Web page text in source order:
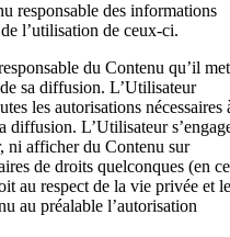
responsable des informations
l’utilisation de ceux-ci.
du Contenu qu’il met
sa diffusion. L’Utilisateur
les autorisations nécessaires
diffusion. L’Utilisateur
ni afficher du Contenu sur
de droits quelconques (en ce
au respect de la vie privée et le
au préalable l’autorisation